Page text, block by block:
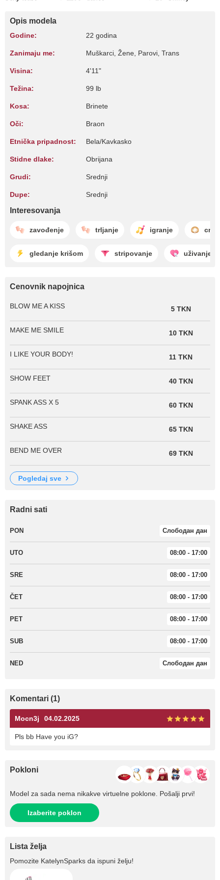
Opis modela
Godine: 22 godina
Zanimaju me: Muškarci, Žene, Parovi, Trans
Visina: 4'11"
Težina: 99 lb
Kosa: Brinete
Oči: Braon
Etnička pripadnost: Bela/Kavkasko
Stidne dlake: Obrijana
Grudi: Srednji
Dupe: Srednji
Interesovanja
zavođenje trljanje igranje
gledanje krišom stripovanje uživanje
Cenovnik napojnica
BLOW ME A KISS 5 TKN
MAKE ME SMILE 10 TKN
I LIKE YOUR BODY! 11 TKN
SHOW FEET 40 TKN
SPANK ASS X 5 60 TKN
SHAKE ASS 65 TKN
BEND ME OVER 69 TKN
pogledaj sve
Radni sati
PON Слободан дан
UTO 08:00 - 17:00
SRE 08:00 - 17:00
ČET 08:00 - 17:00
PET 08:00 - 17:00
SUB 08:00 - 17:00
NED Слободан дан
Komentari (1)
Mocn3j 04.02.2025
Pls bb Have you iG?
Pokloni
Model za sada nema nikakve virtuelne poklone. Pošalji prvi!
Izaberite poklon
Lista želja
Pomozite KatelynSparks da ispuni želju!